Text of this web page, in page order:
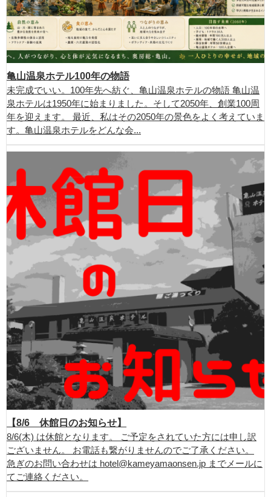
亀山温泉ホテル100年の物語
未完成でいい。100年先へ紡ぐ、亀山温泉ホテルの物語 亀山温
泉ホテルは1950年に始まりました。そして2050年、創業100周
年を迎えます。 最近、私はその2050年の景色をよく考えていま
す。亀山温泉ホテルをどんな会...
【8/6 休館日のお知らせ】
8/6(木) は休館となります。 ご予定をされていた方には申し訳
ございません。 お電話も繋がりませんのでご了承ください。
急ぎのお問い合わせは hotel@kameyamaonsen.jp までメールに
てご連絡ください。